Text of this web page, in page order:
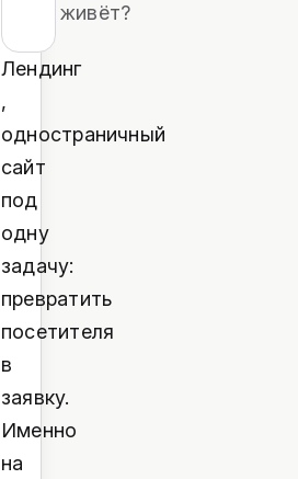
живёт?
Лендинг
,
одностраничный
сайт
под
одну
задачу:
превратить
посетителя
в
заявку.
Именно
на